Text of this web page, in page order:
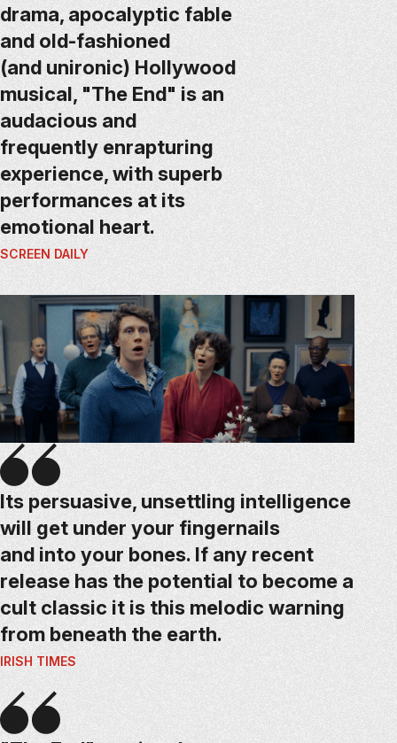
drama, apocalyptic fable
and old-fashioned
(and unironic) Hollywood
musical, "The End" is an
audacious and
frequently enrapturing
experience, with superb
performances at its
emotional heart.
SCREEN DAILY
Its persuasive, unsettling intelligence
will get under your fingernails
and into your bones. If any recent
release has the potential to become a
cult classic it is this melodic warning
from beneath the earth.
IRISH TIMES